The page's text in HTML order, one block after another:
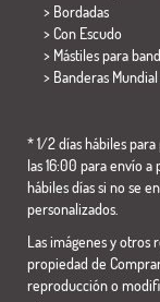
> Bordadas
> Con Escudo
> Mástiles para
> Banderas
* 1/2 días hábiles
las 16:00 para envío
hábiles días si no se
personalizados.
Las imágenes y otros
propiedad de
reproducción o